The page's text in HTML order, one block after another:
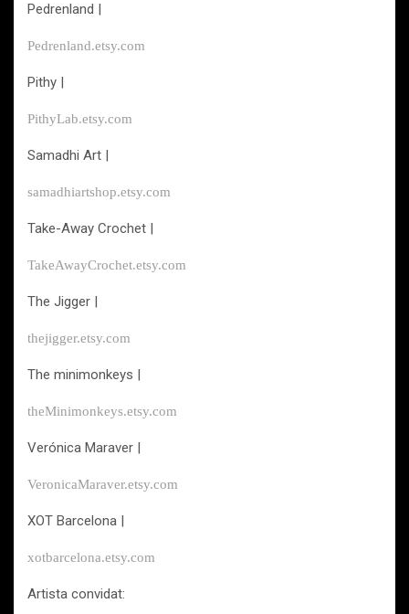
Pedrenland |
Pedrenland.etsy.com
Pithy |
PithyLab.etsy.com
Samadhi Art |
samadhiartshop.etsy.com
Take-Away Crochet |
TakeAwayCrochet.etsy.com
The Jigger |
thejigger.etsy.com
The minimonkeys |
theMinimonkeys.etsy.com
Verónica Maraver |
VeronicaMaraver.etsy.com
XOT Barcelona |
xotbarcelona.etsy.com
Artista convidat: